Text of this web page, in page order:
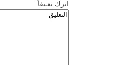
اترك تعليقاً